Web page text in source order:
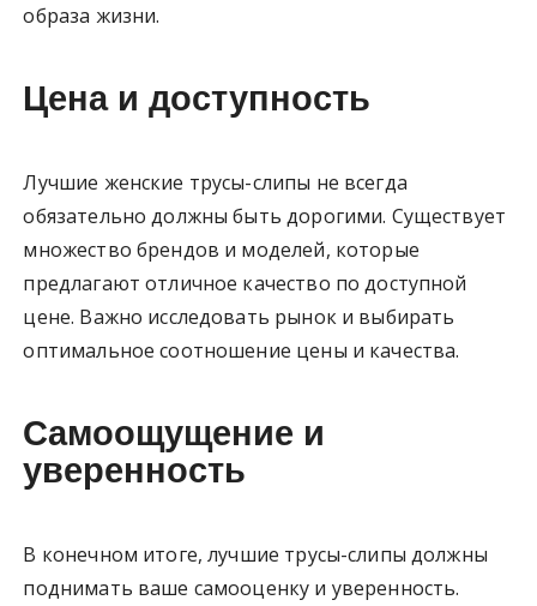
образа жизни.
Цена и доступность
Лучшие женские трусы-слипы не всегда
обязательно должны быть дорогими. Существует
множество брендов и моделей, которые
предлагают отличное качество по доступной
цене. Важно исследовать рынок и выбирать
оптимальное соотношение цены и качества.
Самоощущение и
уверенность
В конечном итоге, лучшие трусы-слипы должны
поднимать ваше самооценку и уверенность.